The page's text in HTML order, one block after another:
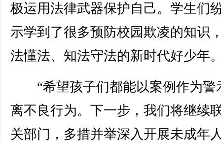
极运用法律武器保护自己。学生们
示学到了很多预防校园欺凌的知识
法懂法、知法守法的新时代好少年
“希望孩子们都能以案例作为警
离不良行为。下一步，我们将继续
关部门，多措并举深入开展未成年